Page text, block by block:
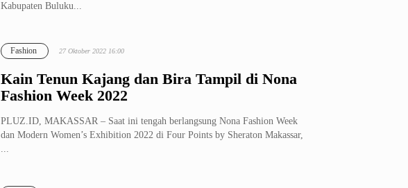
Kabupaten Buluku...
Kain Tenun Kajang dan Bira Tampil di Nona
Fashion Week 2022
Fashion 27 Oktober 2022 16:00
PLUZ.ID, MAKASSAR – Saat ini tengah berlangsung Nona Fashion Week
dan Modern Women’s Exhibition 2022 di Four Points by Sheraton Makassar,
...